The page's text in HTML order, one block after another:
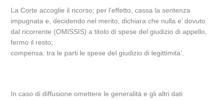
La Corte accoglie il ricorso; per l’effetto, cassa la sentenza
impugnata e, decidendo nel merito, dichiara che nulla e’ dovuto
dal ricorrente (OMISSIS) a titolo di spese del giudizio di appello,
fermo il resto;
compensa. tra le parti le spese del giudizio di legittimita’.
In caso di diffusione omettere le generalità e gli altri dati